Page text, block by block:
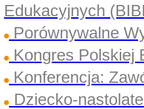
Edukacyjnych
Porównywalne
Kongres Polskiej
Konferencja:
Dziecko-